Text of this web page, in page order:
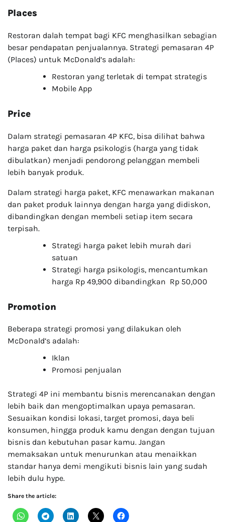
Places
Restoran dalah tempat bagi KFC menghasilkan sebagian
besar pendapatan penjualannya. Strategi pemasaran 4P
(Places) untuk McDonald’s adalah:
Restoran yang terletak di tempat strategis
Mobile App
Price
Dalam strategi pemasaran 4P KFC, bisa dilihat bahwa
harga paket dan harga psikologis (harga yang tidak
dibulatkan) menjadi pendorong pelanggan membeli
lebih banyak produk.
Dalam strategi harga paket, KFC menawarkan makanan
dan paket produk lainnya dengan harga yang didiskon,
dibandingkan dengan membeli setiap item secara
terpisah.
Strategi harga paket lebih murah dari
satuan
Strategi harga psikologis, mencantumkan
harga Rp 49,900 dibandingkan Rp 50,000
Promotion
Beberapa strategi promosi yang dilakukan oleh
McDonald’s adalah:
Iklan
Promosi penjualan
Strategi 4P ini membantu bisnis merencanakan dengan
lebih baik dan mengoptimalkan upaya pemasaran.
Sesuaikan kondisi lokasi, target promosi, daya beli
konsumen, hingga produk kamu dengan dengan tujuan
bisnis dan kebutuhan pasar kamu. Jangan
memaksakan untuk menurunkan atau menaikkan
standar hanya demi mengikuti bisnis lain yang sudah
lebih dulu hype.
Share the article: